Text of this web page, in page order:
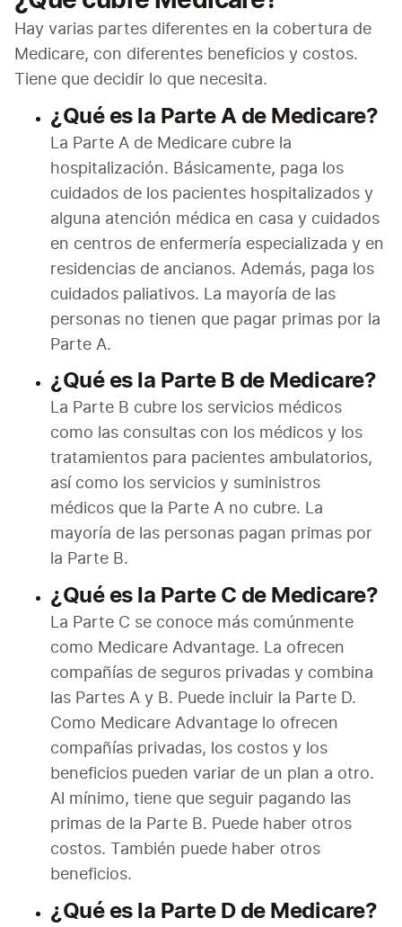
Hay varias partes diferentes en la cobertura de
Medicare, con diferentes beneficios y costos.
Tiene que decidir lo que necesita.
¿Qué es la Parte A de Medicare?
La Parte A de Medicare cubre la
hospitalización. Básicamente, paga los
cuidados de los pacientes hospitalizados y
alguna atención médica en casa y cuidados
en centros de enfermería especializada y en
residencias de ancianos. Además, paga los
cuidados paliativos. La mayoría de las
personas no tienen que pagar primas por la
Parte A.
¿Qué es la Parte B de Medicare?
La Parte B cubre los servicios médicos
como las consultas con los médicos y los
tratamientos para pacientes ambulatorios,
así como los servicios y suministros
médicos que la Parte A no cubre. La
mayoría de las personas pagan primas por
la Parte B.
¿Qué es la Parte C de Medicare?
La Parte C se conoce más comúnmente
como Medicare Advantage. La ofrecen
compañías de seguros privadas y combina
las Partes A y B. Puede incluir la Parte D.
Como Medicare Advantage lo ofrecen
compañías privadas, los costos y los
beneficios pueden variar de un plan a otro.
Al mínimo, tiene que seguir pagando las
primas de la Parte B. Puede haber otros
costos. También puede haber otros
beneficios.
¿Qué es la Parte D de Medicare?